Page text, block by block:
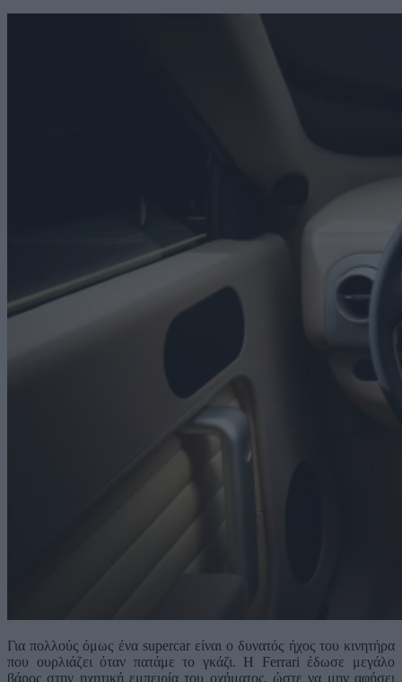
Για πολλούς όμως ένα supercar είναι ο δυνατός ήχος του κινητήρα
που ουρλιάζει όταν πατάμε το γκάζι. Η Ferrari έδωσε μεγάλο
βάρος στην ηχητική εμπειρία του οχήματος, ώστε να μην αφήσει